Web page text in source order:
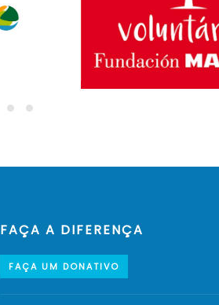
FAÇA A DIFERENÇA
FAÇA UM DONATIVO